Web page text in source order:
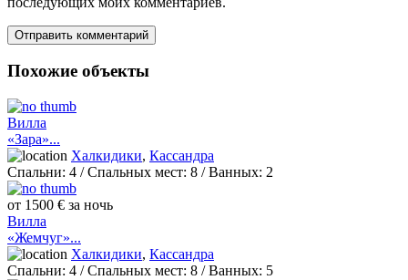
Похожие объекты
Вилла
«Зара»...
Халкидики, Кассандра
Спальни: 4 / Спальных мест: 8 /Ванных: 2
от 1500 € за ночь
Вилла
«Жемчуг»...
Халкидики, Кассандра
Спальни: 4 / Спальных мест: 8 /Ванных: 5